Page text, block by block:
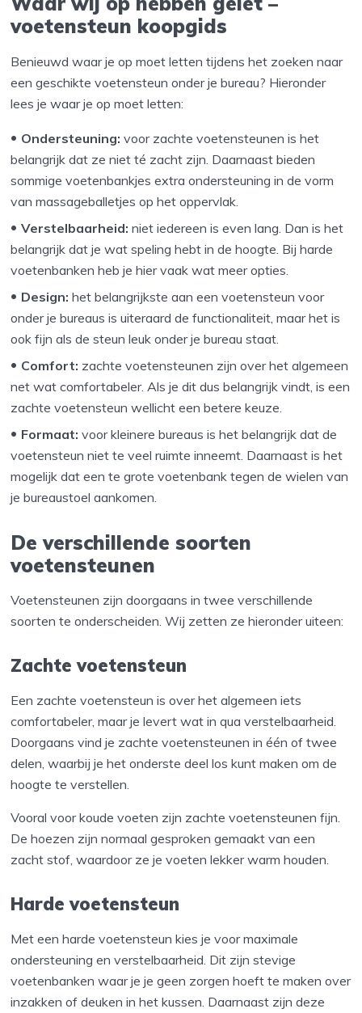
voetensteun koopgids
Benieuwd waar je op moet letten tijdens het zoeken naar
een geschikte voetensteun onder je bureau? Hieronder
lees je waar je op moet letten:
Ondersteuning: voor zachte voetensteunen is het
belangrijk dat ze niet té zacht zijn. Daarnaast bieden
sommige voetenbankjes extra ondersteuning in de vorm
van massageballetjes op het oppervlak.
Verstelbaarheid: niet iedereen is even lang. Dan is het
belangrijk dat je wat speling hebt in de hoogte. Bij harde
voetenbanken heb je hier vaak wat meer opties.
Design: het belangrijkste aan een voetensteun voor
onder je bureaus is uiteraard de functionaliteit, maar het is
ook fijn als de steun leuk onder je bureau staat.
Comfort: zachte voetensteunen zijn over het algemeen
net wat comfortabeler. Als je dit dus belangrijk vindt, is een
zachte voetensteun wellicht een betere keuze.
Formaat: voor kleinere bureaus is het belangrijk dat de
voetensteun niet te veel ruimte inneemt. Daarnaast is het
mogelijk dat een te grote voetenbank tegen de wielen van
je bureaustoel aankomen.
De verschillende soorten
voetensteunen
Voetensteunen zijn doorgaans in twee verschillende
soorten te onderscheiden. Wij zetten ze hieronder uiteen:
Zachte voetensteun
Een zachte voetensteun is over het algemeen iets
comfortabeler, maar je levert wat in qua verstelbaarheid.
Doorgaans vind je zachte voetensteunen in één of twee
delen, waarbij je het onderste deel los kunt maken om de
hoogte te verstellen.
Vooral voor koude voeten zijn zachte voetensteunen fijn.
De hoezen zijn normaal gesproken gemaakt van een
zacht stof, waardoor ze je voeten lekker warm houden.
Harde voetensteun
Met een harde voetensteun kies je voor maximale
ondersteuning en verstelbaarheid. Dit zijn stevige
voetenbanken waar je je geen zorgen hoeft te maken over
inzakken of deuken in het kussen. Daarnaast zijn deze